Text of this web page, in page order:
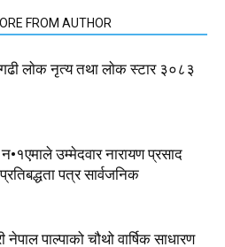
FROM AUTHOR
लाेक नृत्य तथा लाेक स्टार ३०८३
न•१एमाले उम्मेदवार नारायण प्रसाद
पत्र सार्वजनिक
नेपाल पाल्पाको चौथो वार्षिक साधारण